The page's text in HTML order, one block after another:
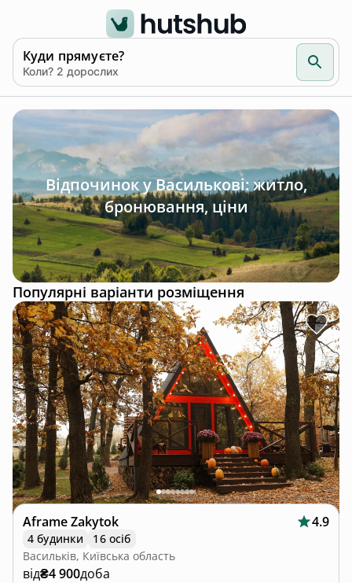
Куди прямуєте?
Коли? 2 дорослих
Відпочинок у Василькові: житло,
бронювання, ціни
Популярні варіанти розміщення
Aframe Zakytok 4.9
4 будинки
16 осіб
Васильків, Київська область
від₴4 900доба